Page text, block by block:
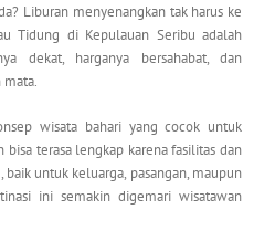
Liburan menyenangkan tak harus ke
Tidung di Kepulauan Seribu adalah
dekat, harganya bersahabat, dan
wisata bahari yang cocok untuk
bisa terasa lengkap karena fasilitas dan
untuk keluarga, pasangan, maupun
ini semakin digemari wisatawan